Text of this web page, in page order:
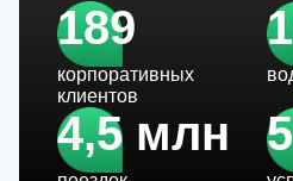
189
корпоративных
клиентов
4,5 млн